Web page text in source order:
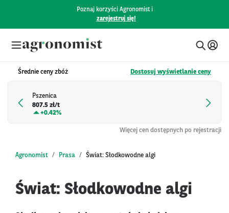
Poznaj korzyści Agronomist i
zarejestruj się!
Średnie ceny zbóż Dostosuj wyświetlanie ceny
Pszenica
807.5 zł/t
+0.42%
Więcej cen dostępnych po rejestracji
Agronomist Prasa Świat: Słodkowodne algi
Świat: Słodkowodne algi